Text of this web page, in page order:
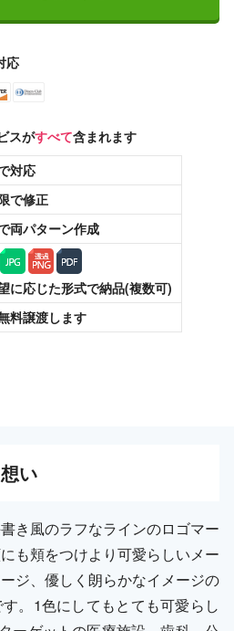
応
スがすべて含まれます
対応
で修正
両パターン作成
に応じた形式で納品(複数可)
料譲渡します
い
き風のラフなラインのロゴマー
も頬をつけより可愛らしいメー
ジ、優しく朗らかなイメージの
。1色にしてもとても可愛らし